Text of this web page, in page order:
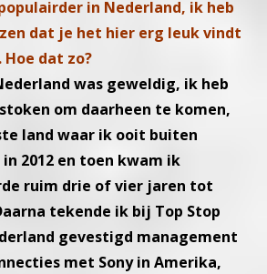
in Nederland, ik heb
dat je het hier erg leuk vindt
dat zo?
was geweldig, ik heb
om daarheen te komen,
land waar ik ooit buiten
2012 en toen kwam ik
ruim drie of vier jaren tot
tekende ik bij Top Stop
gevestigd management
met Sony in Amerika,